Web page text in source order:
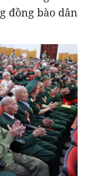
đồng bào dân